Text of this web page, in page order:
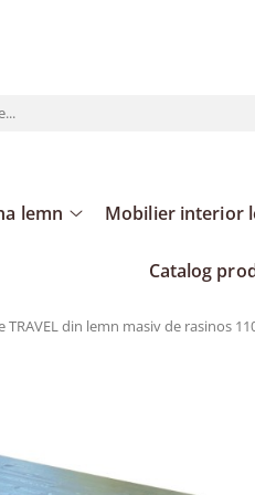
lemn Mobilier interior
Catalog
TRAVEL din lemn masiv de rasinos